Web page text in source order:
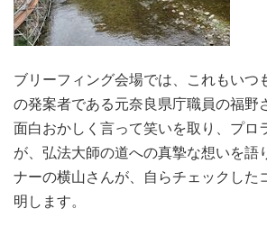
ブリーフィング会場では、これもいつ
の発案者である元奈良県庁職員の福野
面白おかしく言って笑いを取り、プロ
が、弘法大師の道への真摯な想いを語
ナーの横山さんが、自らチェックした
明します。